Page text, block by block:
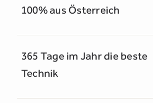
100% aus Österreich
365 Tage im Jahr die beste
Technik